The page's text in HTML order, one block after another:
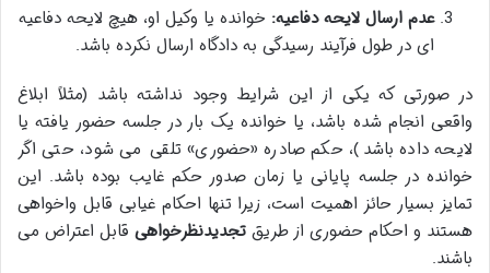
عدم ارسال لایحه دفاعیه: خوانده یا وکیل او، هیچ لایحه دفاعیه
ای در طول فرآیند رسیدگی به دادگاه ارسال نکرده باشد.
در صورتی که یکی از این شرایط وجود نداشته باشد (مثلاً ابلاغ
واقعی انجام شده باشد، یا خوانده یک بار در جلسه حضور یافته یا
لایحه داده باشد)، حکم صادره «حضوری» تلقی می شود، حتی اگر
خوانده در جلسه پایانی یا زمان صدور حکم غایب بوده باشد. این
تمایز بسیار حائز اهمیت است، زیرا تنها احکام غیابی قابل واخواهی
هستند و احکام حضوری از طریق تجدیدنظرخواهی قابل اعتراض می
باشند.